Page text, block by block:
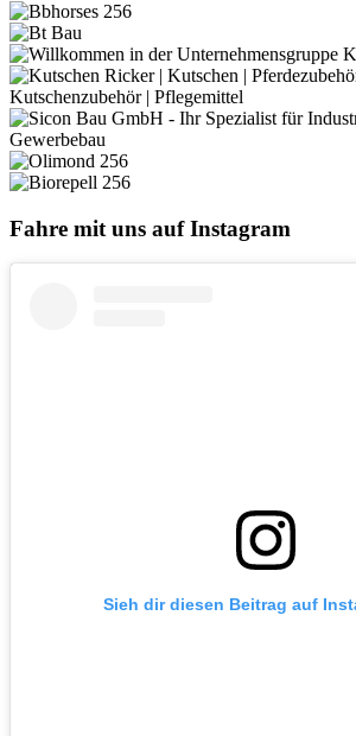
Fahre mit uns auf Instagram
Sieh dir diesen Beitrag auf